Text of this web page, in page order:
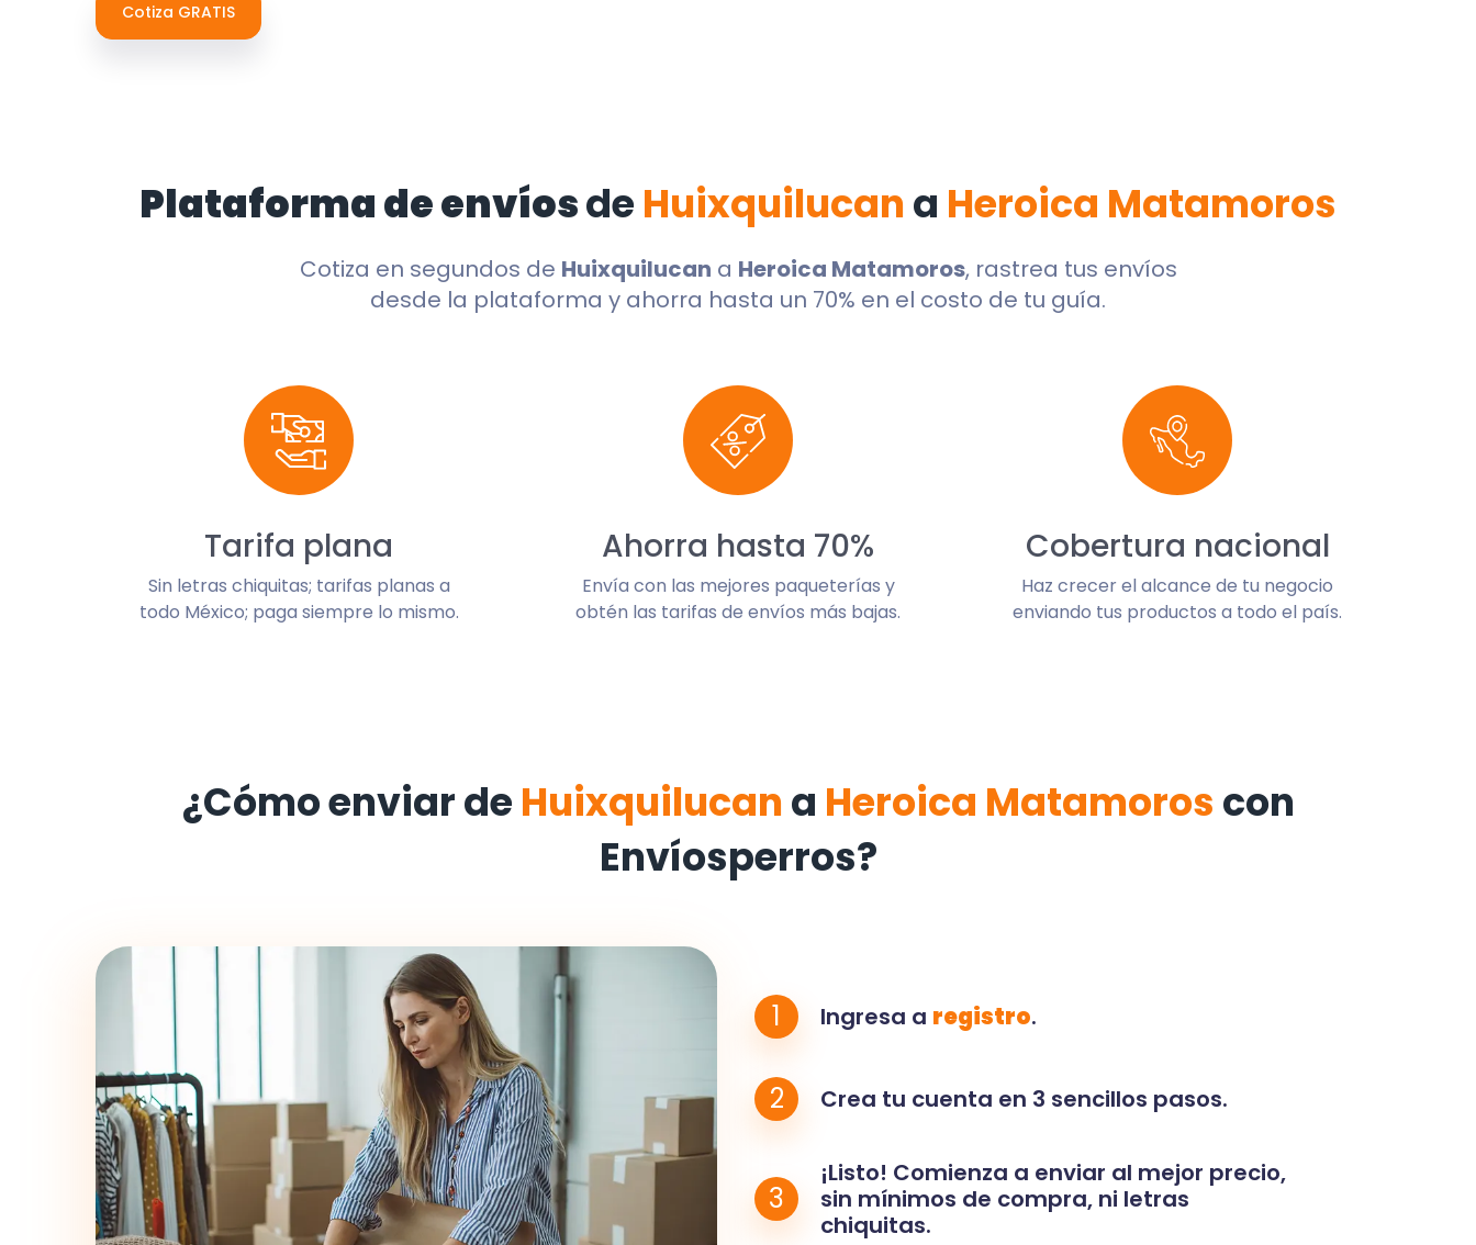
Cotiza GRATIS
Plataforma de envíosde Huixquilucan a Heroica Matamoros
Cotiza en segundos de Huixquilucan a Heroica Matamoros, rastrea tus envíos
desde la plataforma y ahorra hasta un 70% en el costo de tu guía.
Tarifa plana
Sin letras chiquitas; tarifas planas a
todo México; paga siempre lo mismo.
Ahorra hasta 70%
Envía con las mejores paqueterías y
obtén las tarifas de envíos más bajas.
Cobertura nacional
Haz crecer el alcance de tu negocio
enviando tus productos a todo el país.
¿Cómo enviar de Huixquilucan a Heroica Matamoros con
Envíosperros?
1 Ingresa a registro.
2 Crea tu cuenta en 3 sencillos pasos.
3
¡Listo! Comienza a enviar al mejor precio,
sin mínimos de compra, ni letras
chiquitas.